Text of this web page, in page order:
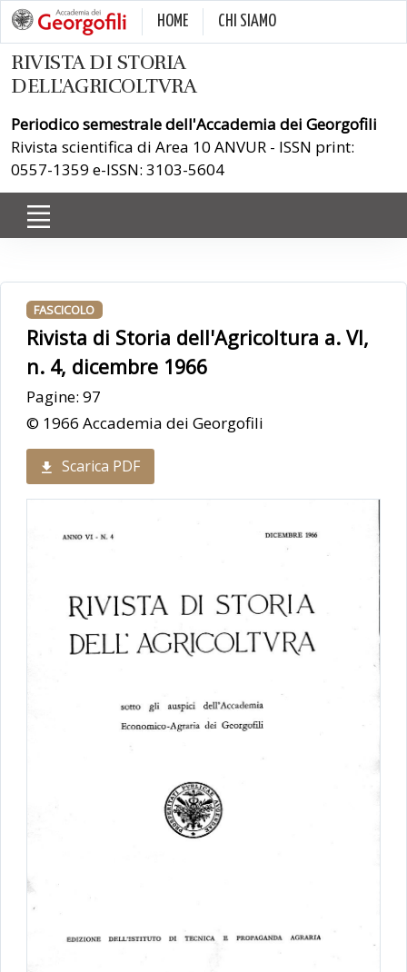
HOME CHI SIAMO
RIVISTA DI STORIA
DELL'AGRICOLTVRA
Periodico semestrale dell'Accademia dei Georgofili
Rivista scientifica di Area 10 ANVUR - ISSN print:
0557-1359 e-ISSN: 3103-5604
FASCICOLO
Rivista di Storia dell'Agricoltura a. VI,
n. 4, dicembre 1966
Pagine: 97
© 1966 Accademia dei Georgofili
Scarica PDF